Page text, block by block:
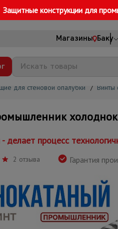
Защитные конструкции для
Магазины Баку
для стеновой опалубки / Винты
делает процесс
2 отзыва Гарантия